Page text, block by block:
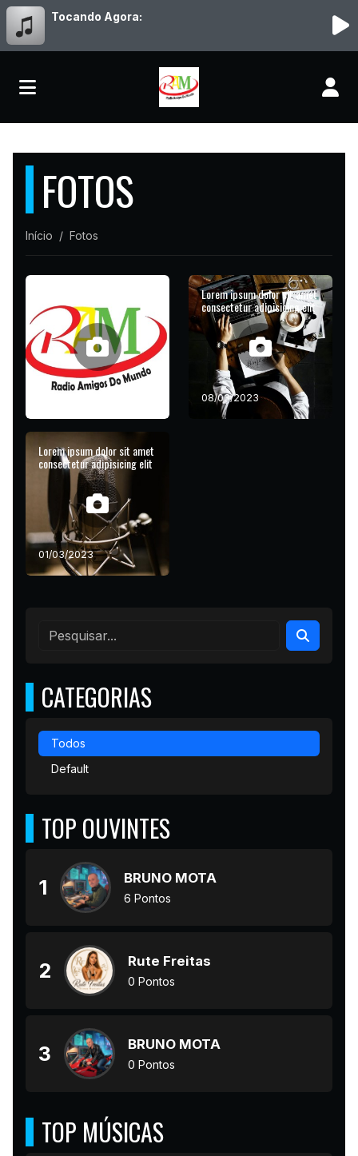
Tocando Agora:
FOTOS
Início Fotos
Lorem ipsum dolor sit amet
consectetur adipisicing elit
08/03/2023
Lorem ipsum dolor sit amet
consectetur adipisicing elit
01/03/2023
CATEGORIAS
Todos
Default
TOP OUVINTES
1 BRUNO MOTA
6 Pontos
2 Rute Freitas
0 Pontos
3 BRUNO MOTA
0 Pontos
TOP MÚSICAS